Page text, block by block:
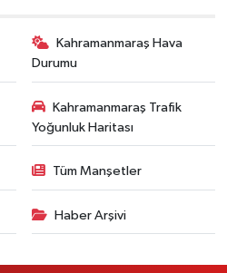
Kahramanmaraş Hava
Durumu
Kahramanmaraş Trafik
Yoğunluk Haritası
Tüm Manşetler
Haber Arşivi